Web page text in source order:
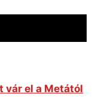
vár el a Metától